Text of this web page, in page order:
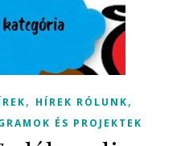
, HÍREK RÓLUNK,
ÉS PROJEKTEK